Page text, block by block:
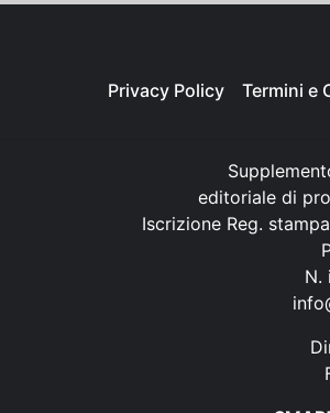
Privacy Policy Termini e
editoriale di
Iscrizione Reg.
N.